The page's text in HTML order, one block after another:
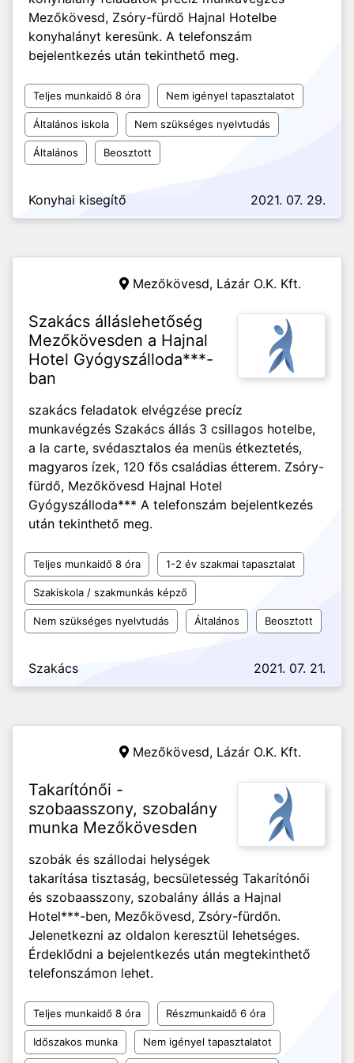
Mezőkövesd, Zsóry-fürdő Hajnal Hotelbe
konyhalányt keresünk. A telefonszám
bejelentkezés után tekinthető meg.
Teljes munkaidő 8 óra Nem igényel tapasztalatot
Általános iskola Nem szükséges nyelvtudás
Általános Beosztott
Konyhai kisegítő 2021. 07. 29.
Mezőkövesd, Lázár O.K. Kft.
Szakács álláslehetőség
Mezőkövesden a Hajnal
Hotel Gyógyszálloda***-
ban
szakács feladatok elvégzése precíz
munkavégzés Szakács állás 3 csillagos hotelbe,
a la carte, svédasztalos éa menüs étkeztetés,
magyaros ízek, 120 fős családias étterem. Zsóry-
fürdő, Mezőkövesd Hajnal Hotel
Gyógyszálloda*** A telefonszám bejelentkezés
után tekinthető meg.
Teljes munkaidő 8 óra 1-2 év szakmai tapasztalat
Szakiskola / szakmunkás képző
Nem szükséges nyelvtudás Általános Beosztott
Szakács 2021. 07. 21.
Mezőkövesd, Lázár O.K. Kft.
Takarítónői -
szobaasszony, szobalány
munka Mezőkövesden
szobák és szállodai helységek
takarítása tisztaság, becsületesség Takarítónői
és szobaasszony, szobalány állás a Hajnal
Hotel***-ben, Mezőkövesd, Zsóry-fürdőn.
Jelenetkezni az oldalon keresztül lehetséges.
Érdeklődni a bejelentkezés után megtekinthető
telefonszámon lehet.
Teljes munkaidő 8 óra Részmunkaidő 6 óra
Időszakos munka Nem igényel tapasztalatot